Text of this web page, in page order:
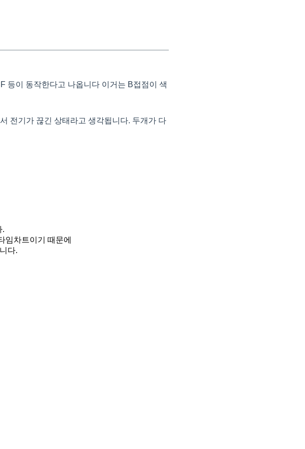
등이 동작한다고 나옵니다 이거는 B접점이 색
전기가 끊긴 상태라고 생각됩니다. 두개가 다
.
임차트이기 때문에
다.